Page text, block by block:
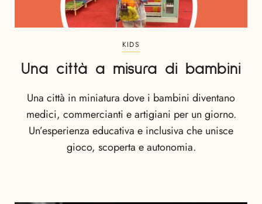
KIDS
Una città a misura di bambini
Una città in miniatura dove i bambini diventano
medici, commercianti e artigiani per un giorno.
Un’esperienza educativa e inclusiva che unisce
gioco, scoperta e autonomia.